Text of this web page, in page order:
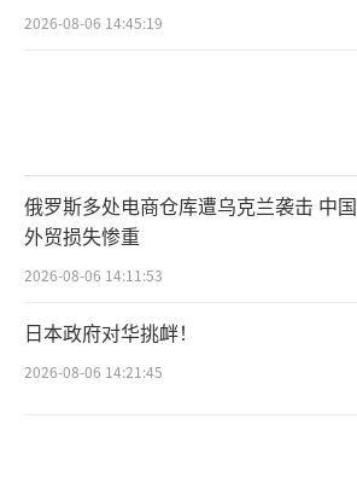
2026-08-06 14:45:19
俄罗斯多处电商仓库遭乌克兰袭击 中国
外贸损失惨重
2026-08-06 14:11:53
日本政府对华挑衅！
2026-08-06 14:21:45